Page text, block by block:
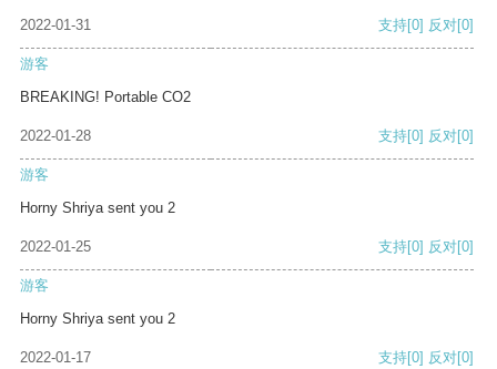
2022-01-31 支持[0] 反对[0]
游客
BREAKING! Portable CO2
2022-01-28 支持[0] 反对[0]
游客
Horny Shriya sent you 2
2022-01-25 支持[0] 反对[0]
游客
Horny Shriya sent you 2
2022-01-17 支持[0] 反对[0]